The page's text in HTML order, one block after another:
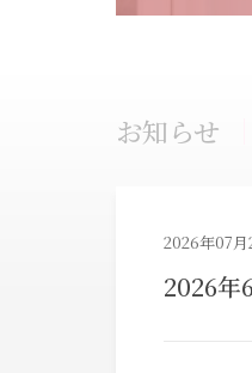
お知らせ
2026年07月
2026年